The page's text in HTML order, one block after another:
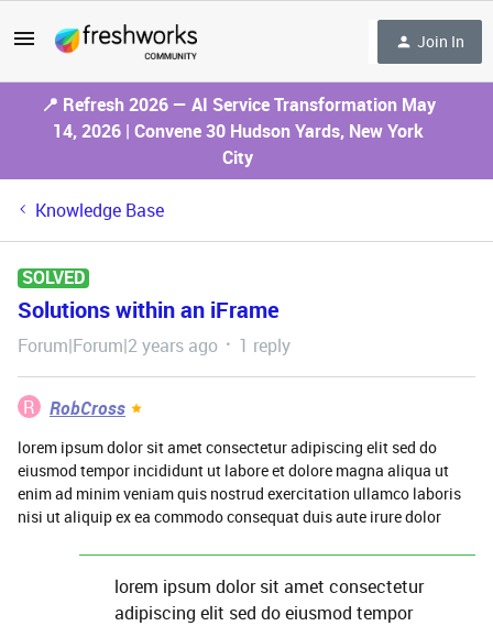
Join In
📍 Refresh 2026 — AI Service Transformation May
14, 2026 | Convene 30 Hudson Yards, New York
City
Knowledge Base
SOLVED
Solutions within an iFrame
Forum|Forum|2 years ago 1 reply
R RobCross
lorem ipsum dolor sit amet consectetur adipiscing elit sed do
eiusmod tempor incididunt ut labore et dolore magna aliqua ut
enim ad minim veniam quis nostrud exercitation ullamco laboris
nisi ut aliquip ex ea commodo consequat duis aute irure dolor
lorem ipsum dolor sit amet consectetur
adipiscing elit sed do eiusmod tempor